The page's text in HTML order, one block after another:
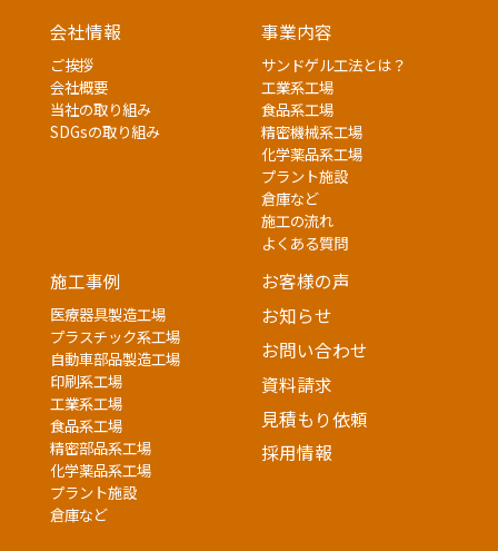
会社情報
ご挨拶
会社概要
当社の取り組み
SDGsの取り組み
事業内容
サンドゲル工法とは？
工業系工場
食品系工場
精密機械系工場
化学薬品系工場
プラント施設
倉庫など
施工の流れ
よくある質問
施工事例
医療器具製造工場
プラスチック系工場
自動車部品製造工場
印刷系工場
工業系工場
食品系工場
精密部品系工場
化学薬品系工場
プラント施設
倉庫など
お客様の声
お知らせ
お問い合わせ
資料請求
見積もり依頼
採用情報